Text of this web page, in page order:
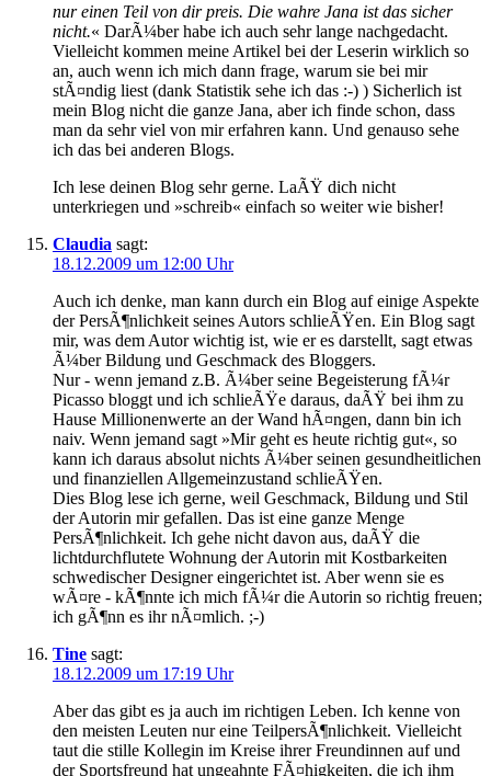
nur einen Teil von dir preis. Die wahre Jana ist das sicher
nicht.« DarÃ¼ber habe ich auch sehr lange nachgedacht.
Vielleicht kommen meine Artikel bei der Leserin wirklich so
an, auch wenn ich mich dann frage, warum sie bei mir
stÃ¤ndig liest (dank Statistik sehe ich das :-) ) Sicherlich ist
mein Blog nicht die ganze Jana, aber ich finde schon, dass
man da sehr viel von mir erfahren kann. Und genauso sehe
ich das bei anderen Blogs.
Ich lese deinen Blog sehr gerne. LaÃŸ dich nicht
unterkriegen und »schreib« einfach so weiter wie bisher!
Claudia sagt:
18.12.2009 um 12:00 Uhr
Auch ich denke, man kann durch ein Blog auf einige Aspekte
der PersÃ¶nlichkeit seines Autors schlieÃŸen. Ein Blog sagt
mir, was dem Autor wichtig ist, wie er es darstellt, sagt etwas
Ã¼ber Bildung und Geschmack des Bloggers.
Nur - wenn jemand z.B. Ã¼ber seine Begeisterung fÃ¼r
Picasso bloggt und ich schlieÃŸe daraus, daÃŸ bei ihm zu
Hause Millionenwerte an der Wand hÃ¤ngen, dann bin ich
naiv. Wenn jemand sagt »Mir geht es heute richtig gut«, so
kann ich daraus absolut nichts Ã¼ber seinen gesundheitlichen
und finanziellen Allgemeinzustand schlieÃŸen.
Dies Blog lese ich gerne, weil Geschmack, Bildung und Stil
der Autorin mir gefallen. Das ist eine ganze Menge
PersÃ¶nlichkeit. Ich gehe nicht davon aus, daÃŸ die
lichtdurchflutete Wohnung der Autorin mit Kostbarkeiten
schwedischer Designer eingerichtet ist. Aber wenn sie es
wÃ¤re - kÃ¶nnte ich mich fÃ¼r die Autorin so richtig freuen;
ich gÃ¶nn es ihr nÃ¤mlich. ;-)
Tine sagt:
18.12.2009 um 17:19 Uhr
Aber das gibt es ja auch im richtigen Leben. Ich kenne von
den meisten Leuten nur eine TeilpersÃ¶nlichkeit. Vielleicht
taut die stille Kollegin im Kreise ihrer Freundinnen auf und
der Sportsfreund hat ungeahnte FÃ¤higkeiten, die ich ihm